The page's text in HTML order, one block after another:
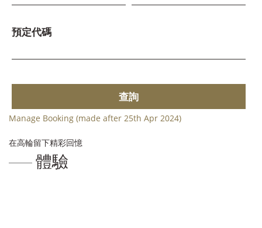
預定代碼
查詢
Manage Booking (made after 25th Apr 2024)
在高輪留下精彩回憶
體驗